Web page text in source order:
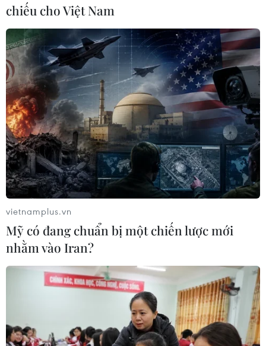
chiếu cho Việt Nam
vietnamplus.vn
Mỹ có đang chuẩn bị một chiến lược mới
nhằm vào Iran?